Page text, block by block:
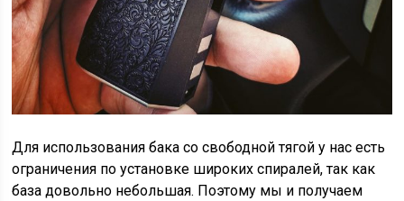
Для использования бака со свободной тягой у нас есть
ограничения по установке широких спиралей, так как
база довольно небольшая. Поэтому мы и получаем